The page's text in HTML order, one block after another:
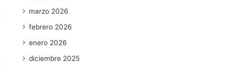
marzo 2026
febrero 2026
enero 2026
diciembre 2025